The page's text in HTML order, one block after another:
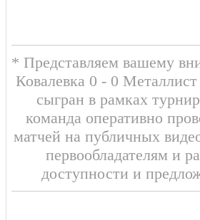
* Представляем вашему
Ковалевка 0 - 0
сыгран в рамках
команда оперативно
матчей на публичных
первообладателям и
доступности и